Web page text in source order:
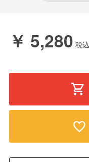
￥ 5,280